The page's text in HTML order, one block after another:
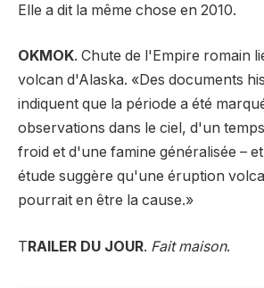
Elle a dit la même chose en 2010.
OKMOK. Chute de l'Empire romain
volcan d'Alaska. «Des documents
indiquent que la période a été
observations dans le ciel, d'un
froid et d'une famine généralisée –
étude suggère qu'une éruption
pourrait en être la cause.»
TRAILER DU JOUR. Fait maison.